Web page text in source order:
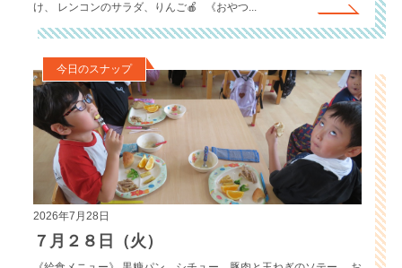
け、 レンコンのサラダ、りんご🍎 《おやつ...
今日のスナップ
2026年7月28日
７月２８日（火）